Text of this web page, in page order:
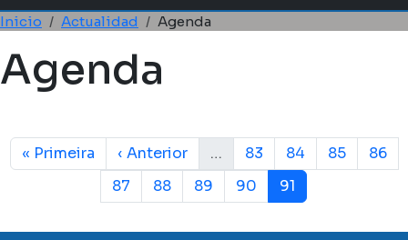
Ruta de navegación
Inicio Actualidad Agenda
Agenda
Paginación
Primera página
« Primeira Página anterior
‹ Anterior … Página
83 Página
84 Página
85
86
Página
87 Página
88 Página
89 Página
90 Página actual
91